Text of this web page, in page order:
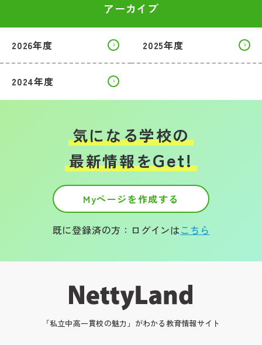
アーカイブ
2026年度 2025年度
2024年度
気になる学校の
最新情報をGet!
Myページを作成する
既に登録済の方：ログインはこちら
「私立中高一貫校の魅力」がわかる教育情報サイト